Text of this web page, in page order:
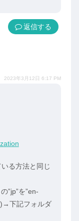
返信
2023年3月12日 6:17 PM
る方法と同じ
”jp”を”en-
)→下記フォルダ